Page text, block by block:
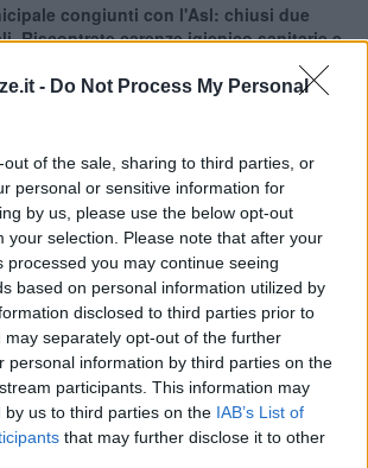
- Do Not Process My Personal
out of the sale, sharing to third parties, or
personal or sensitive information for
by us, please use the below opt-out
your selection. Please note that after your
processed you may continue seeing
based on personal information utilized by
disclosed to third parties prior to
may separately opt-out of the further
personal information by third parties on the
participants. This information may
by us to third parties on the IAB’s List of
that may further disclose it to other
congiunti con l'Asl: chiusi due
Riscontrate carenze igienico sanitarie e
e una macelleria sono stati chiusi per gravi
E’ il risultato dei controlli congiunti dalla
sanitaria fiorentina fatti in zona
commerciale controllato sono state
amministrative e sono scattate sanzioni
dei prezzi e per mancanza della tabella
un lavoratore straniero impiegato senza
in regola con la permanenza in Italia. Per
della notizia di reato.